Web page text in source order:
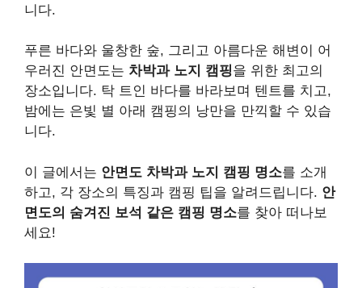
니다.
푸른 바다와 울창한 숲, 그리고 아름다운 해변이 어
우러진 안면도는 차박과 노지 캠핑을 위한 최고의
장소입니다. 탁 트인 바다를 바라보며 텐트를 치고,
밤에는 은빛 별 아래 캠핑의 낭만을 만끽할 수 있습
니다.
이 글에서는 안면도 차박과 노지 캠핑 명소를 소개
하고, 각 장소의 특징과 캠핑 팁을 알려드립니다. 안
면도의 숨겨진 보석 같은 캠핑 명소를 찾아 떠나보
세요!